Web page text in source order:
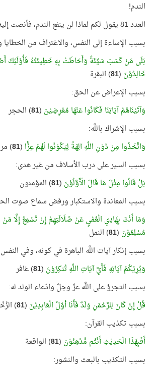
الندم!
العدد 81 يقول لكم لماذا لن ينفع الندم، فأنصت إليه:
بسبب الإساءة إلى النفس، والاغتراف من الخطايا
بَلَى مَنْ كَسَبَ سَيِّئَةً وَأَحَاطَتْ بِهِ خَطِيئَتُهُ فَأُوْلَئِكَ
خَالِدُوْنَ (
81) البقرة
بسبب الإعراض عن الحق:
وَآتَيْنَاهُمْ آيَاتِنَا فَكَانُوا عَنْهَا مُعْرِضِيْنَ (
81) الحجر
بسبب الإشراك باللَّه:
وَاتَّخَذُوا مِنْ دُوْنِ اللَّهِ آلِهَةً لِيَكُوْنُوا لَهُمْ عِزًّا (
81
)
بسبب السير على درب الأسلاف من غير هدى:
بَلْ قَالُوا مِثْلَ مَا قَالَ الْأَوَّلُوْنَ (
81) المؤمنون
بسبب المعاندة والاستكبار ورفض سماع صوت
وَمَا أَنْتَ بِهَادِي الْعُمْيِ عَنْ ضَلَالَتِهِمْ إِنْ تُسْمِعُ إِلَّا مَنْ
مُسْلِمُوْنَ (
81) النمل
بسبب إنكار آيات اللَّه الباهرة في كونه، وفي
وَيُرِيْكُمْ آيَاتِهِ فَأَيَّ آيَاتِ اللَّهِ تُنكِرُوْنَ (
81) غافر
بسبب التجرؤ على اللَّه عزّ وجلّ وادّعاء الولد له:
قُلْ إِنْ كَانَ لِلرَّحْمَنِ وَلَدٌ فَأَنَا أوّلُ الْعَابِدِيْنَ (
81
)
بسبب تكذيب القرآن:
أَفَبِهَذَا الْحَدِيْثِ أَنْتُم مُّدْهِنُوْنَ (
81) الواقعة
بسبب التكذيب بالبعث والنشور: